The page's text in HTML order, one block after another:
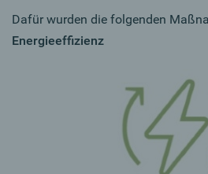
Dafür wurden die folgenden
Energieeffizienz